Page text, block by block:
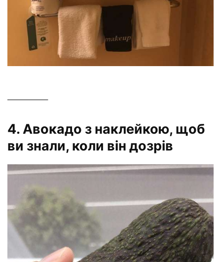
—————–
4. Авокадо з наклейкою, щоб
ви знали, коли він дозрів